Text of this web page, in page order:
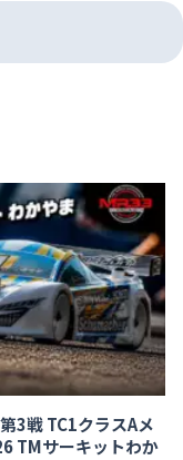
戦 TC1クラスAメ
TMサーキットわか